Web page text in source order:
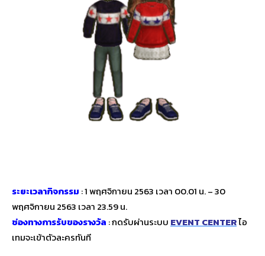
ระยะเวลากิจกรรม : 1 พฤศจิกายน 2563 เวลา 00.01 น. – 30
พฤศจิกายน 2563 เวลา 23.59 น.
ช่องทางการรับของรางวัล : กดรับผ่านระบบ EVENT CENTERไอ
เทมจะเข้าตัวละครทันที